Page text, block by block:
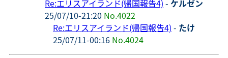
Re:エリスアイランド(帰国報告4) - ケルゼン
25/07/10-21:20 No.4022
Re:エリスアイランド(帰国報告4) - たけ
25/07/11-00:16 No.4024